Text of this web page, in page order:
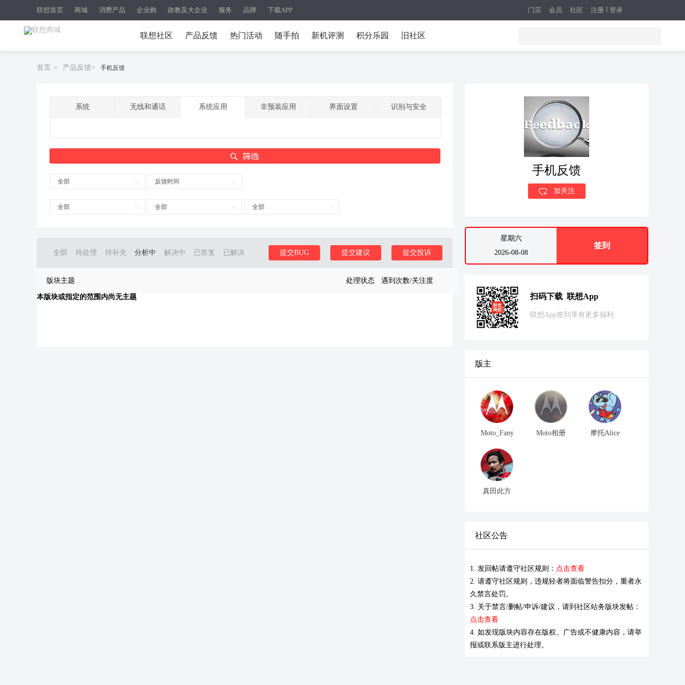
联想首页 商城 消费产品 企业购 政教及大企业 服务 品牌 下载APP 注册 登录
门店 会员 社区
联想社区 产品反馈 热门活动 随手拍 新机评测 积分乐园 旧社区
首页 > 产品反馈> 手机反馈
系统 无线和通话 系统应用 非预装应用 界面设置 识别与安全
全部 反馈时间
全部 全部 全部
全部 待处理 待补充 分析中 解决中 已答复 已解决 提交投诉
提交建议
提交BUG
版块主题 处理状态 遇到次数/关注度
本版块或指定的范围内尚无主题
手机反馈
加关注
星期六
2026-08-08
签到
扫码下载 联想App
联想App签到享有更多福利
版主
Moto_Fany Moto相册 摩托Alice
真田此方
社区公告
1. 发回帖请遵守社区规则： 点击查看
2. 请遵守社区规则，违规轻者将面临警告扣分，重者永
久禁言处罚。
3. 关于禁言/删帖/申诉/建议，请到社区站务版块发帖：
点击查看
4. 如发现版块内容存在版权、广告或不健康内容，请举
报或联系版主进行处理。